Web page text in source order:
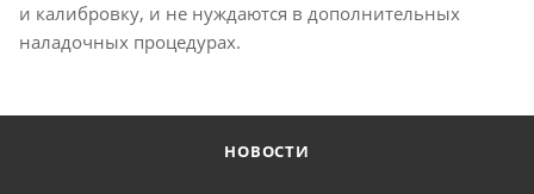
и калибровку, и не нуждаются в дополнительных
наладочных процедурах.
НОВОСТИ